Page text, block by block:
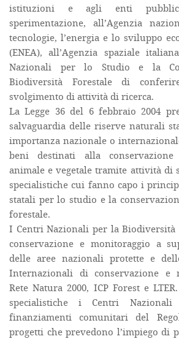
istituzioni e agli enti
sperimentazione, all’Agenzia
tecnologie, l’energia e lo sviluppo
(ENEA), all’Agenzia spaziale
Nazionali per lo Studio e la
Biodiversità Forestale di
svolgimento di attività di ricerca.
La Legge 36 del 6 febbraio 2004
salvaguardia delle riserve naturali
importanza nazionale o
beni destinati alla
animale e vegetale tramite attività di
specialistiche cui fanno capo i
statali per lo studio e la
forestale.
I Centri Nazionali per la
conservazione e monitoraggio a
delle aree nazionali protette e
Internazionali di conservazione e
Rete Natura 2000, ICP Forest e
specialistiche i Centri
finanziamenti comunitari del
progetti che prevedono l’impiego di